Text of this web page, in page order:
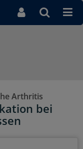
Arthritis
bei